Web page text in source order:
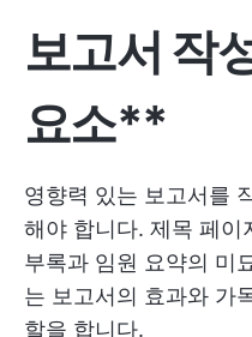
보고서 작
요소**
영향력 있는 보고서를
해야 합니다. 제목 페이
부록과 임원 요약의 미
는 보고서의 효과와 가
할을 합니다.